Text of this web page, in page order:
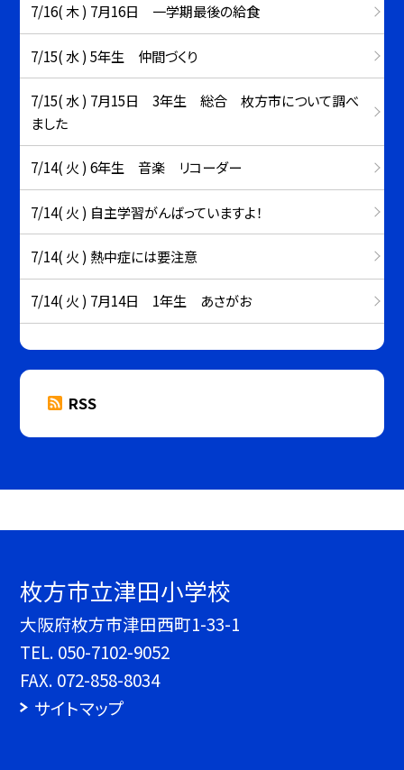
7/16( 木 ) 7月16日 一学期最後の給食
7/15( 水 ) 5年生 仲間づくり
7/15( 水 ) 7月15日 3年生 総合 枚方市について調べ
ました
7/14( 火 ) 6年生 音楽 リコーダー
7/14( 火 ) 自主学習がんばっていますよ！
7/14( 火 ) 熱中症には要注意
7/14( 火 ) 7月14日 1年生 あさがお
RSS
枚方市立津田小学校
大阪府枚方市津田西町1-33-1
TEL. 050-7102-9052
FAX. 072-858-8034
サイトマップ